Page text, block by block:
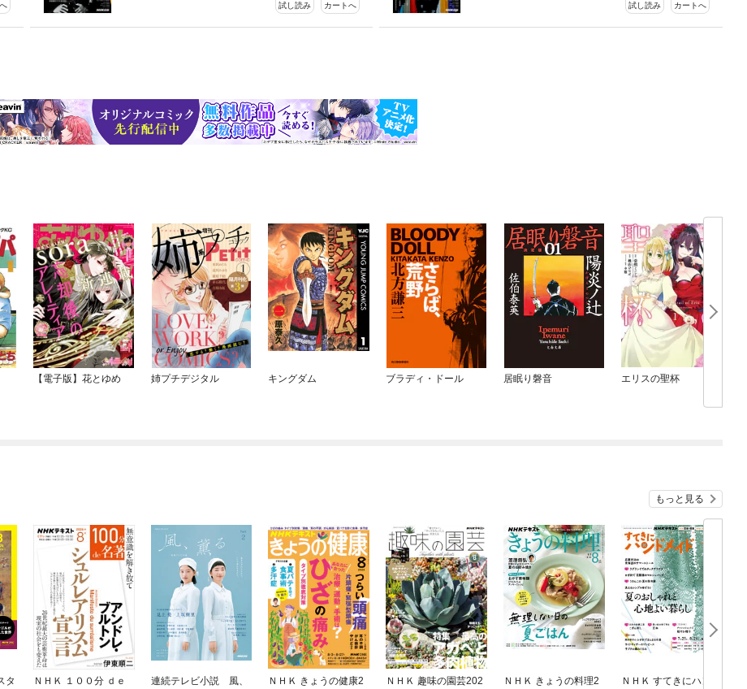
試し読み カートへ 試し読み カートへ
【電子版】花とゆめ 姉プチデジタル キングダム ブラディ・ドール 居眠り磐音 エリスの聖杯
もっと見る
タ
ＮＨＫ １００分 ｄｅ
連続テレビ小説 風、
ＮＨＫ きょうの健康2
ＮＨＫ 趣味の園芸202
ＮＨＫ きょうの料理2
ＮＨＫ すてきにハンド